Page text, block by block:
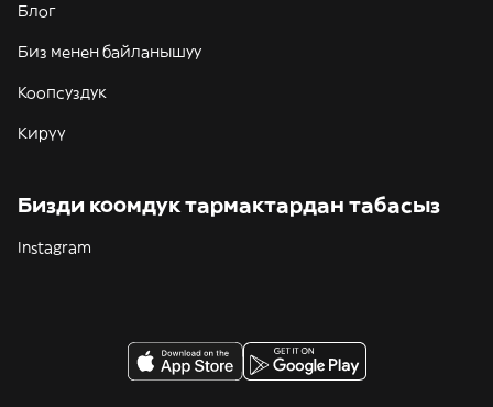
Блог
Биз менен байланышуу
Коопсуздук
Кирүү
Бизди коомдук тармактардан табасыз
Instagram